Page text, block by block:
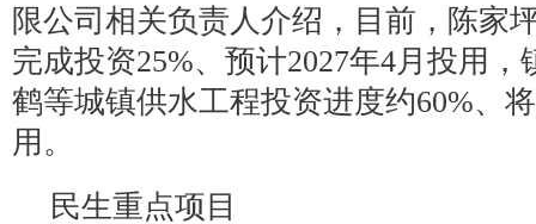
限公司相关负责人介绍，目前，陈家
完成投资25%、预计2027年4月投用，
鹤等城镇供水工程投资进度约60%、
用。
民生重点项目